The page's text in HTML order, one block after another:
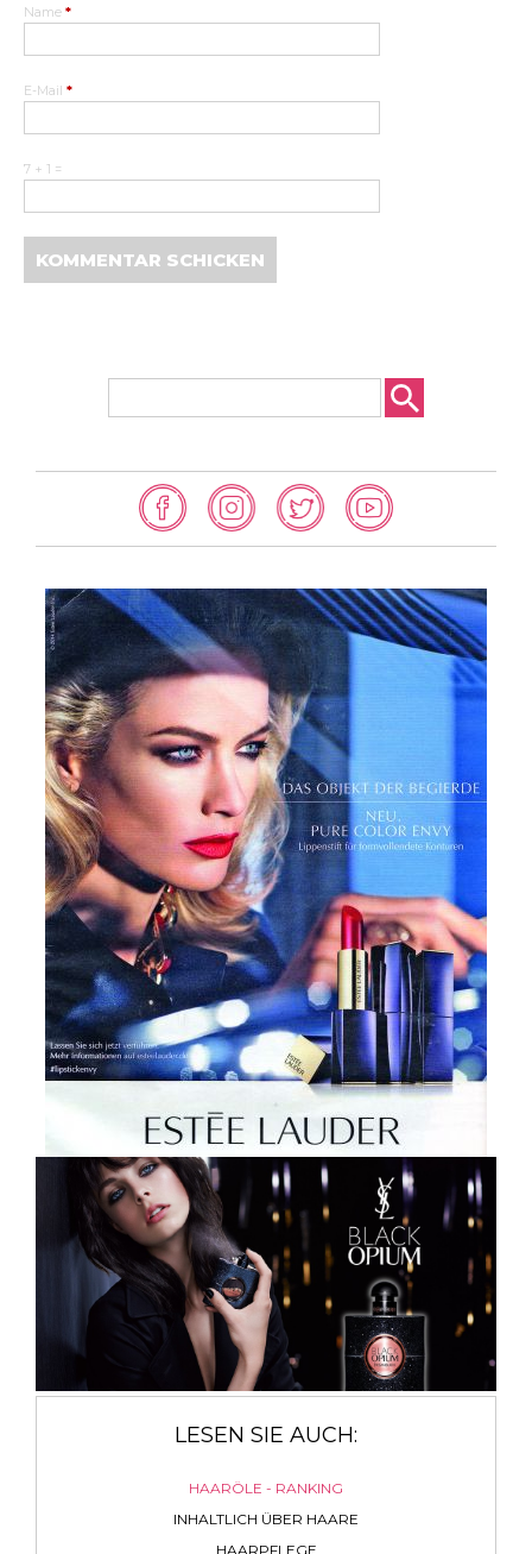
Name *
E-Mail *
7 + 1 =
LESEN SIE AUCH:
HAARÖLE - RANKING
INHALTLICH ÜBER HAARE
HAARPFLEGE